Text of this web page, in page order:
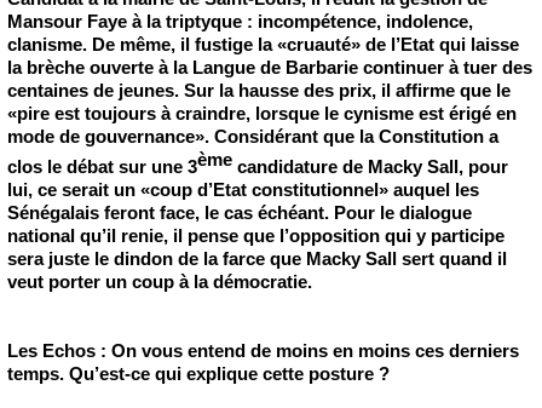
Mansour Faye à la triptyque : incompétence, indolence,
clanisme. De même, il fustige la «cruauté» de l’Etat qui laisse
la brèche ouverte à la Langue de Barbarie continuer à tuer des
centaines de jeunes. Sur la hausse des prix, il affirme que le
«pire est toujours à craindre, lorsque le cynisme est érigé en
mode de gouvernance». Considérant que la Constitution a
clos le débat sur une 3ème candidature de Macky Sall, pour
lui, ce serait un «coup d’Etat constitutionnel» auquel les
Sénégalais feront face, le cas échéant. Pour le dialogue
national qu’il renie, il pense que l’opposition qui y participe
sera juste le dindon de la farce que Macky Sall sert quand il
veut porter un coup à la démocratie.
Les Echos : On vous entend de moins en moins ces derniers
temps. Qu’est-ce qui explique cette posture ?